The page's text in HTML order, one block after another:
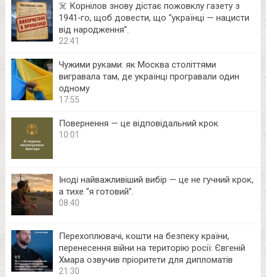
☠️ Корнілов знову дістає пожовклу газету з
1941‑го, щоб довести, що “українці — нацисти
від народження”.
22:41
Чужими руками: як Москва століттями
вигравала там, де українці програвали один
одному
17:55
Повернення — це відповідальний крок
10:01
Іноді найважливіший вибір — це не гучний крок,
а тихе “я готовий”.
08:40
Перехоплювачі, кошти на безпеку країни,
перенесення війни на територію росії: Євгеній
Хмара озвучив пріоритети для дипломатів
21:30